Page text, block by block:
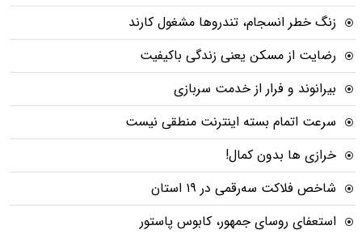
زنگ خطر انسجام، تندروها مشغول کارند
رضایت از مسکن یعنی زندگی باکیفیت
بیرانوند و فرار از خدمت سربازی
سرعت اتمام بسته‌ اینترنت منطقی نیست
خرازی ها بدون کمال!
شاخص فلاکت سه‌رقمی در ۱۹ استان
استعفای روسای جمهور، کابوس پاستور